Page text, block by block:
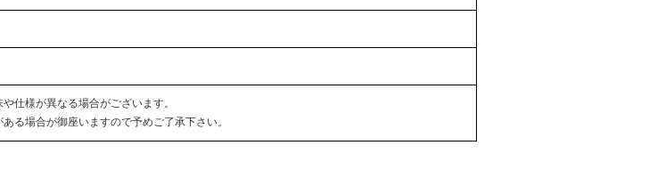
仕様が異なる場合がございます。
る場合が御座いますので予めご了承下さい。